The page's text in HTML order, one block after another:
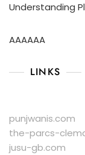
Understanding
AAAAAA
LINKS
punjwanis.com
the-parcs-
jusu-gb.com